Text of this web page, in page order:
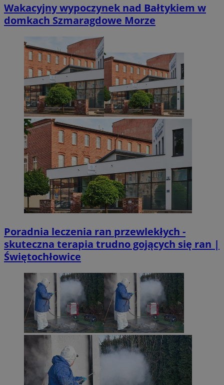
Wakacyjny wypoczynek nad Bałtykiem w
domkach Szmaragdowe Morze
Poradnia leczenia ran przewlekłych -
skuteczna terapia trudno gojących się ran |
Świętochłowice